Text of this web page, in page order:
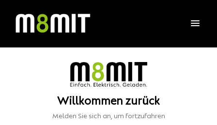
Willkommen zurück
Melden Sie sich an, um fortzufahren